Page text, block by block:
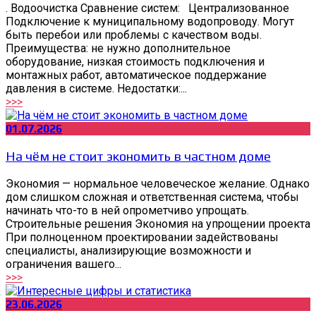
. Водоочистка Сравнение систем: Централизованное
Подключение к муниципальному водопроводу. Могут
быть перебои или проблемы с качеством воды.
Преимущества: не нужно дополнительное
оборудование, низкая стоимость подключения и
монтажных работ, автоматическое поддержание
давления в системе. Недостатки:...
>>>
01.07.2026
На чём не стоит экономить в частном доме
Экономия — нормальное человеческое желание. Однако
дом слишком сложная и ответственная система, чтобы
начинать что-то в ней опрометчиво упрощать.
Строительные решения Экономия на упрощении проекта
При полноценном проектировании задействованы
специалисты, анализирующие возможности и
ограничения вашего...
>>>
23.06.2026